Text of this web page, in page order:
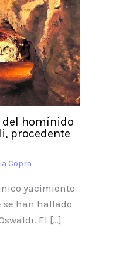
del homínido
procedente
Copra
yacimiento
se han hallado
El […]